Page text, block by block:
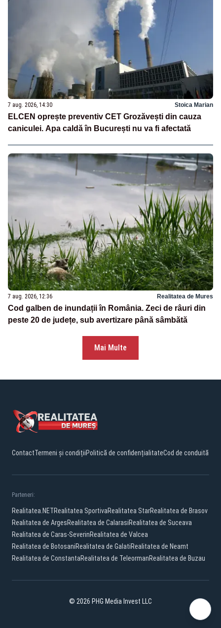
7 aug. 2026, 14:30 Stoica Marian
ELCEN oprește preventiv CET Grozăvești din cauza
caniculei. Apa caldă în București nu va fi afectată
7 aug. 2026, 12:36 Realitatea de Mures
Cod galben de inundații în România. Zeci de râuri din
peste 20 de județe, sub avertizare până sâmbătă
Mai Multe
ContactTermeni și condițiiPolitică de confidențialitateCod de conduită
Parteneri:
Realitatea.NETRealitatea SportivaRealitatea StarRealitatea de Brasov
Realitatea de ArgesRealitatea de CalarasiRealitatea de Suceava
Realitatea de Caras-SeverinRealitatea de Valcea
Realitatea de BotosaniRealitatea de GalatiRealitatea de Neamt
Realitatea de ConstantaRealitatea de TeleormanRealitatea de Buzau
© 2026 PHG Media Invest LLC